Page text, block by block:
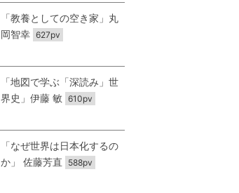
「教養としての空き家」丸
岡智幸 627pv
「地図で学ぶ「深読み」世
界史」伊藤 敏 610pv
「なぜ世界は日本化するの
か」 佐藤芳直
588pv